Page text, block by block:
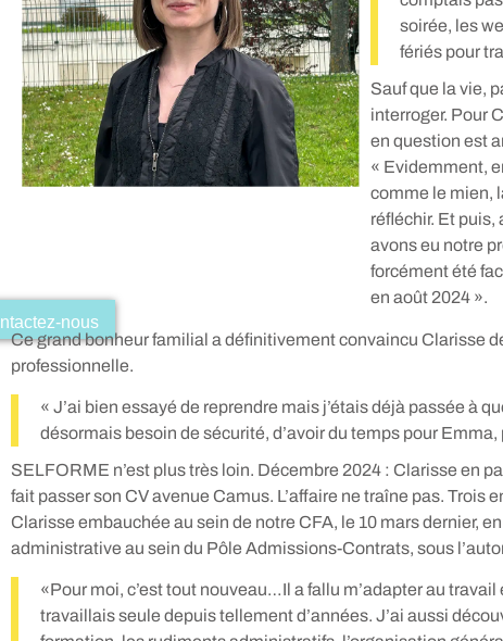
nous
soirée, les
fériés pour
Sauf que la vie,
interroger. Pour
en question est
« Evidemment,
comme le mien,
réfléchir. Et
avons eu notre
forcément été
en août 2024 ».
Ce grand bonheur familial a définitivement convaincu Clarisse
professionnelle.
« J’ai bien essayé de reprendre mais j’étais déjà passée à
désormais besoin de sécurité, d’avoir du temps pour
SELFORME n’est plus très loin. Décembre 2024 : Clarisse en
fait passer son CV avenue Camus. L’affaire ne traîne pas. Trois
Clarisse embauchée au sein de notre CFA, le 10 mars dernier,
administrative au sein du Pôle Admissions-Contrats, sous
«Pour moi, c’est tout nouveau…Il a fallu m’adapter au travail
travaillais seule depuis tellement d’années. J’ai aussi